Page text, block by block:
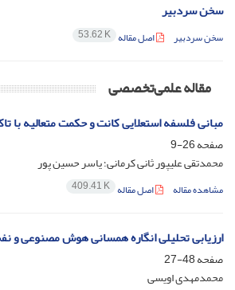
سخن سردبیر
سخن سردبیر اصل مقاله 53.62 K
مقاله علمی‌تخصصی
مبانی فلسفه استعلایی کانت و حکمت متعالیه با
صفحه26-9
محمدتقی علیپور ثانی کرمانی؛ یاسر حسین پور
مشاهده مقاله اصل مقاله 409.41 K
ارزیابی تحلیلی انگاره همسانی هوش مصنوعی و
صفحه48-27
محمدمهدی اویسی